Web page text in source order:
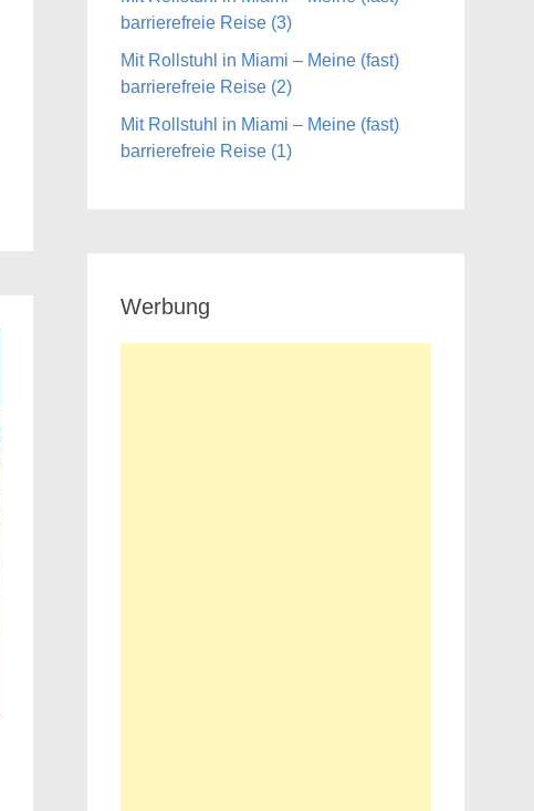
barrierefreie Reise (3)
Mit Rollstuhl in Miami – Meine (fast)
barrierefreie Reise (2)
Mit Rollstuhl in Miami – Meine (fast)
barrierefreie Reise (1)
Werbung